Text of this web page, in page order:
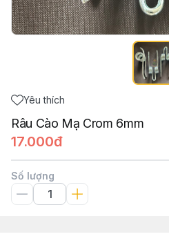
Yêu thích
Râu Cào Mạ Crom 6mm
17.000đ
Số lượng